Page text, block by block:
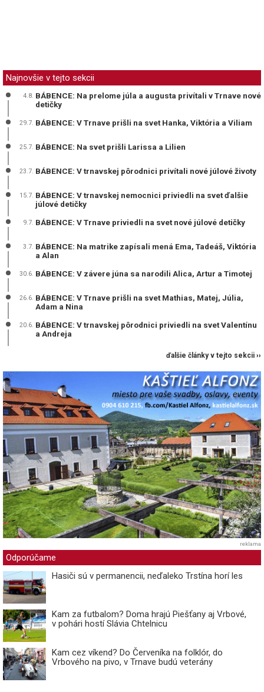
Najnovšie v tejto sekcii
4.8. BÁBENCE: Na prelome júla a augusta privítali v Trnave nové
detičky
29.7. BÁBENCE: V Trnave prišli na svet Hanka, Viktória a Viliam
25.7. BÁBENCE: Na svet prišli Larissa a Lilien
23.7. BÁBENCE: V trnavskej pôrodnici privítali nové júlové životy
15.7. BÁBENCE: V trnavskej nemocnici priviedli na svet ďalšie
júlové detičky
9.7. BÁBENCE: V Trnave priviedli na svet nové júlové detičky
3.7. BÁBENCE: Na matrike zapísali mená Ema, Tadeáš, Viktória
a Alan
30.6. BÁBENCE: V závere júna sa narodili Alica, Artur a Timotej
26.6. BÁBENCE: V Trnave prišli na svet Mathias, Matej, Júlia,
Adam a Nina
20.6. BÁBENCE: V trnavskej pôrodnici priviedli na svet Valentínu
a Andreja
ďalšie články v tejto sekcii ››
reklama
Odporúčame
Hasiči sú v permanencii, neďaleko Trstína horí les
Kam za futbalom? Doma hrajú Piešťany aj Vrbové,
v pohári hostí Slávia Chtelnicu
Kam cez víkend? Do Červeníka na folklór, do
Vrbového na pivo, v Trnave budú veterány